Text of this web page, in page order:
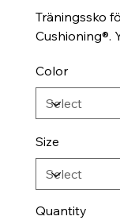
Träningssko
Cushioning®.
Color
Size
Quantity